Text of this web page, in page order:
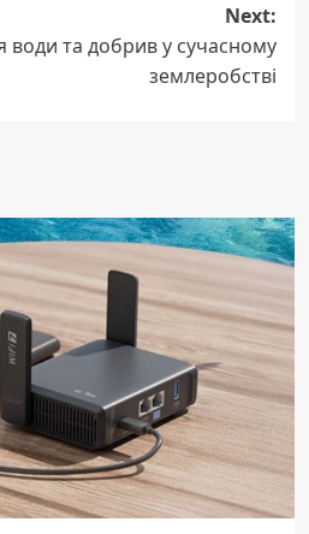
Next:
води та добрив у сучасному
землеробстві